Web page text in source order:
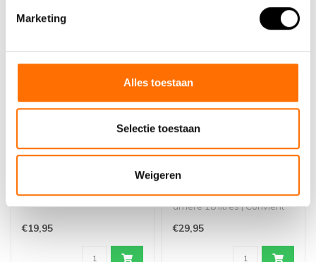
Marketing
Alles toestaan
Selectie toestaan
Weigeren
Lacros avec poche pour
€19,95
Lacros Sac de vélo
double arrière 18L
arrière 18 litres | Convient
€29,95